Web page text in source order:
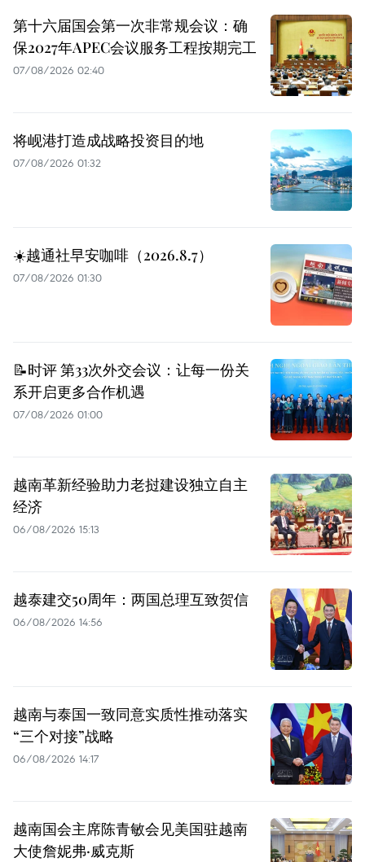
第十六届国会第一次非常规会议：确
保2027年APEC会议服务工程按期完工
07/08/2026 02:40
将岘港打造成战略投资目的地
07/08/2026 01:32
☀️越通社早安咖啡（2026.8.7）
07/08/2026 01:30
📝时评 第33次外交会议：让每一份关
系开启更多合作机遇
07/08/2026 01:00
越南革新经验助力老挝建设独立自主
经济
06/08/2026 15:13
越泰建交50周年：两国总理互致贺信
06/08/2026 14:56
越南与泰国一致同意实质性推动落实
“三个对接”战略
06/08/2026 14:17
越南国会主席陈青敏会见美国驻越南
大使詹妮弗·威克斯